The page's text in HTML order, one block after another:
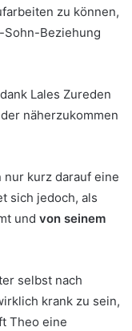
zu können,
Sohn-Beziehung
Lales Zureden
näherzukommen
kurz darauf eine
sich jedoch, als
und von seinem
selbst nach
krank zu sein,
Theo eine